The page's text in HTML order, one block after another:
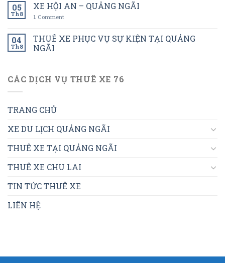
05
Th8
XE HỘI AN – QUẢNG NGÃI
1 Comment
04
Th8
THUÊ XE PHỤC VỤ SỰ KIỆN TẠI QUẢNG
NGÃI
CÁC DỊCH VỤ THUÊ XE 76
TRANG CHỦ
XE DU LỊCH QUẢNG NGÃI
THUÊ XE TẠI QUẢNG NGÃI
THUÊ XE CHU LAI
TIN TỨC THUÊ XE
LIÊN HỆ